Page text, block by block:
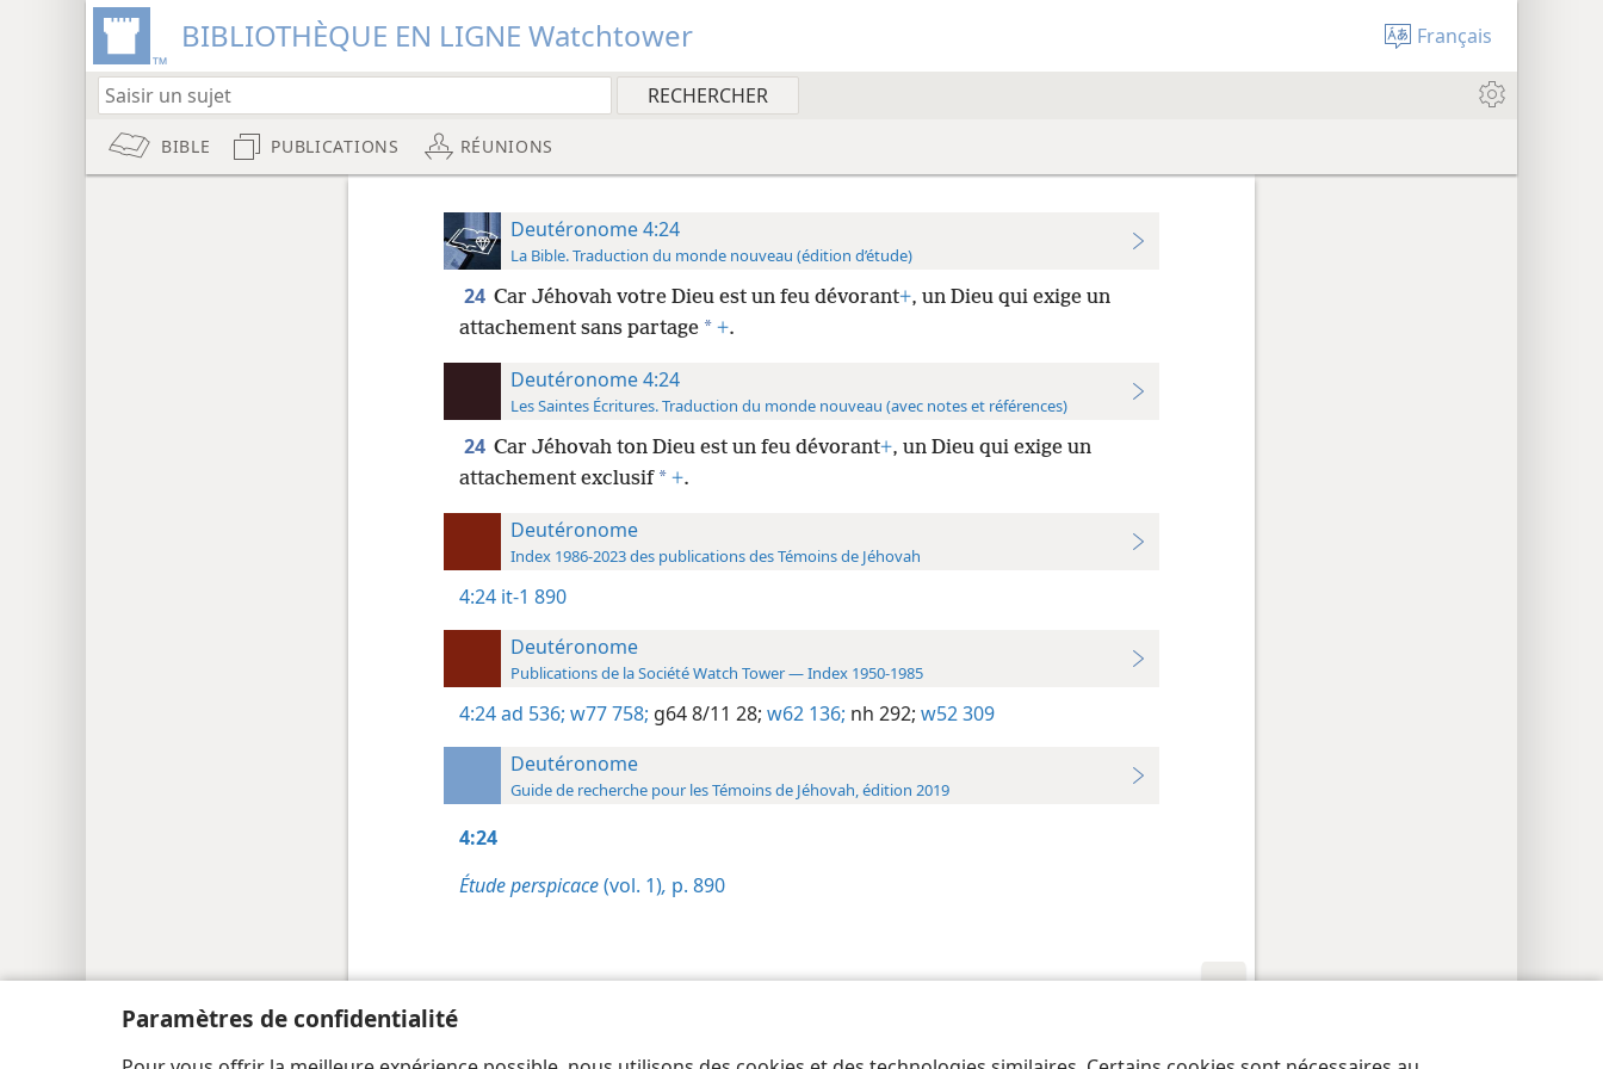
Paramètres de confidentialité
BIBLIOTHÈQUE EN LIGNE Watchtower Français
BIBLE PUBLICATIONS RÉUNIONS
Deutéronome 4:24
La Bible. Traduction du monde nouveau (édition d’étude)
24 Car Jéhovah votre Dieu est un feu dévorant+, un Dieu qui exige un
attachement sans partage * +.
Deutéronome 4:24
Les Saintes Écritures. Traduction du monde nouveau (avec notes et références)
24 Car Jéhovah ton Dieu est un feu dévorant+, un Dieu qui exige un
attachement exclusif * +.
Deutéronome
Index 1986-2023 des publications des Témoins de Jéhovah
4:24 it-1 890
Deutéronome
Publications de la Société Watch Tower — Index 1950-1985
4:24ad 536; w77 758; g64 8/11 28; w62 136; nh 292; w52 309
Deutéronome
Guide de recherche pour les Témoins de Jéhovah, édition 2019
4:24
Étude perspicace(vol. 1), p. 890
Copyright© 2026 Watch Tower Bible and Tract Society of Pennsylvania